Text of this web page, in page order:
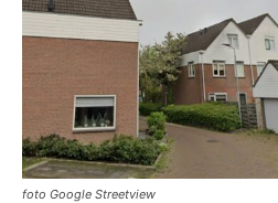
foto Google Streetview